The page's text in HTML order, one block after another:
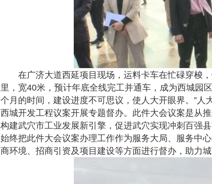
在广济大道西延项目现场，运料卡车在忙碌穿梭，
里，宽40米，预计年底全线完工并通车，成为西城园
个月的时间，建设进度不可思议，使人大开眼界。”
西城开发工程议案开展专题督办。此件大会议案是从
构建武穴市工业发展新引擎，促进武穴实现冲刺百强
始终把此件大会议案办理工作作为服务大局、服务中
商环境、招商引资及项目建设等方面进行督办，助力城